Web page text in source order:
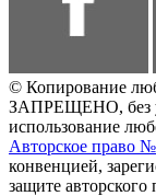
© Копирование
ЗАПРЕЩЕНО, без
использование
Авторское право
конвенцией,
защите